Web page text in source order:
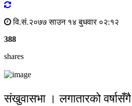
वि.सं.२०७७ साउन १४ बुधवार ०२:१२
388
shares
संखुवासभा । लगातारको